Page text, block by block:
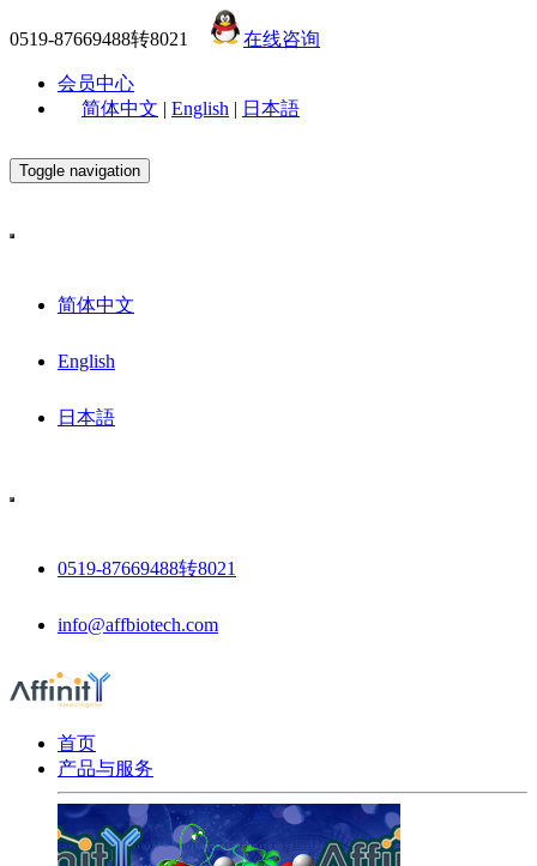
0519-87669488转8021 在线咨询
会员中心
简体中文 | English | 日本語
Toggle navigation
简体中文
English
日本語
0519-87669488转8021
info@affbiotech.com
首页
产品与服务